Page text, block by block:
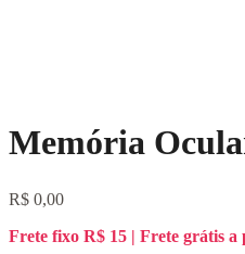
Memória
R$ 0,00
Frete fixo R$ 15 | Frete grátis a